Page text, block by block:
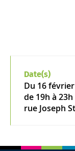
Date(s)
Du 16
de 19h à 23h
rue Joseph